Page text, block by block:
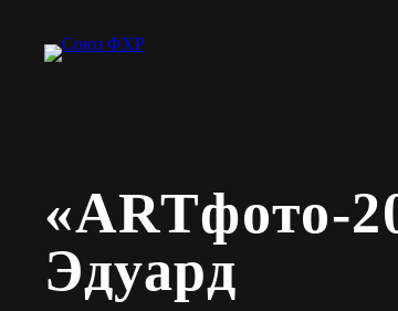
«АRTфото-
Эдуард